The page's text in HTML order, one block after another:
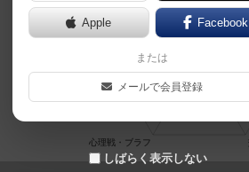
Apple Facebook
または
メールで会員登録
しばらく表示しない